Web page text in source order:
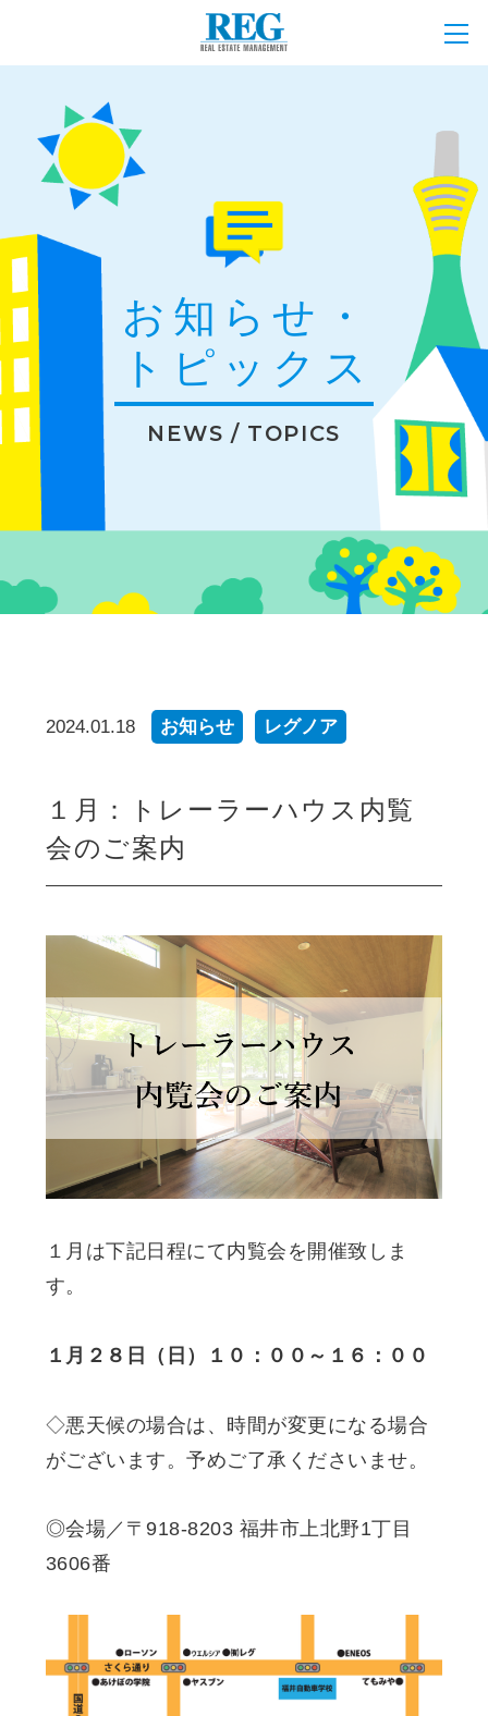
お知らせ・
トピックス
NEWS / TOPICS
2024.01.18 お知らせ レグノア
１月：トレーラーハウス内覧
会のご案内
１月は下記日程にて内覧会を開催致しま
す。
１月２８日（日）１０：００～１６：００
◇悪天候の場合は、時間が変更になる場合
がございます。予めご了承くださいませ。
◎会場／〒918-8203 福井市上北野1丁目
3606番